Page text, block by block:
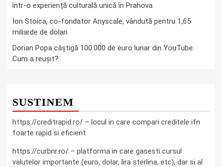
într-o experiență culturală unică în Prahova
Ion Stoica, co-fondator Anyscale, vândută pentru 1,65
miliarde de dolari
Dorian Popa câștigă 100.000 de euro lunar din YouTube:
Cum a reușit?
SUSTINEM
https://creditrapid.ro/ – locul in care compari creditele ifn
foarte rapid si eficient
https://curbnr.ro/ – platforma in care gasesti cursul
valutelor importante (euro, dolar, lira sterlina, etc), dar si al